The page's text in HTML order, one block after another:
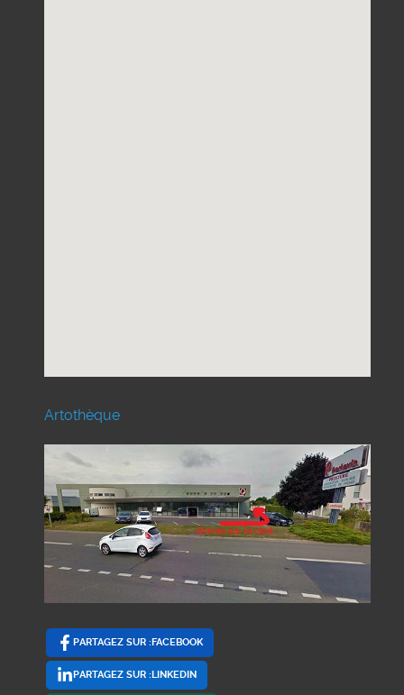
Artothèque
PARTAGEZ SUR :FACEBOOK
PARTAGEZ SUR :LINKEDIN